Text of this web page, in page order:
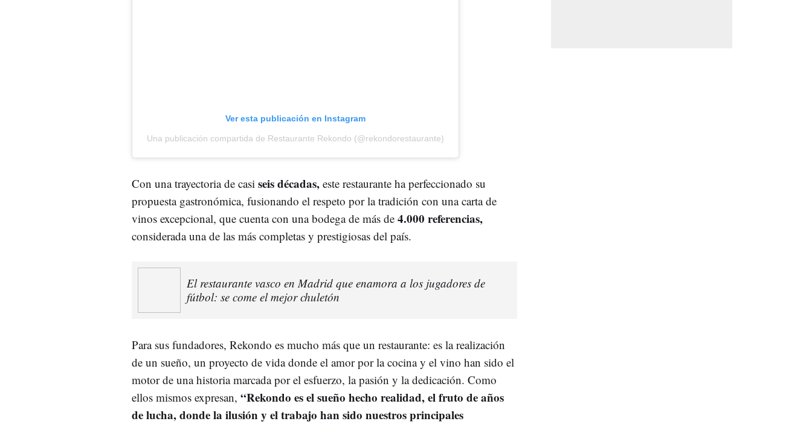
Ver esta publicación en Instagram
Una publicación compartida de Restaurante Rekondo (@rekondorestaurante)
Con una trayectoria de casi seis décadas, este restaurante ha perfeccionado su
propuesta gastronómica, fusionando el respeto por la tradición con una carta de
vinos excepcional, que cuenta con una bodega de más de 4.000 referencias,
considerada una de las más completas y prestigiosas del país.
El restaurante vasco en Madrid que enamora a los jugadores de
fútbol: se come el mejor chuletón
Para sus fundadores, Rekondo es mucho más que un restaurante: es la realización
de un sueño, un proyecto de vida donde el amor por la cocina y el vino han sido el
motor de una historia marcada por el esfuerzo, la pasión y la dedicación. Como
ellos mismos expresan, “Rekondo es el sueño hecho realidad, el fruto de años
de lucha, donde la ilusión y el trabajo han sido nuestros principales